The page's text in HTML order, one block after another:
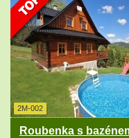
2M-002
Roubenka s